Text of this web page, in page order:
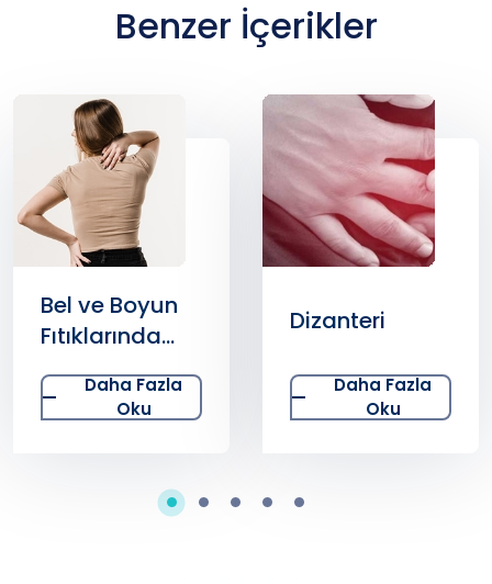
Benzer İçerikler
Bel ve Boyun
Fıtıklarında
Radyofrekans
YöntemiDaha Fazla
Oku
Dizanteri
Daha Fazla
Oku